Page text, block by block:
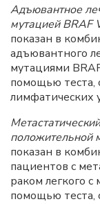
Адъювантное
мутацией BRAF
показан в
адъювантного
мутациями
помощью теста,
лимфатических
положительной
показан в
пациентов с
раком легкого
помощью теста,